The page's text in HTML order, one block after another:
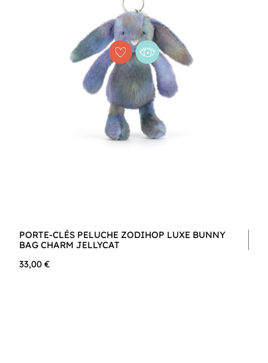
PORTE-CLÉS PELUCHE ZODIHOP LUXE BUNNY
BAG CHARM JELLYCAT
33,00 €